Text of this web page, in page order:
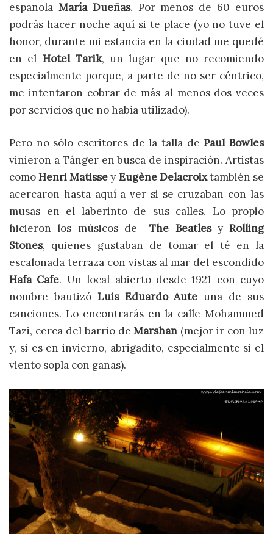
española María Dueñas. Por menos de 60 euros
podrás hacer noche aquí si te place (yo no tuve el
honor, durante mi estancia en la ciudad me quedé
en el Hotel Tarik, un lugar que no recomiendo
especialmente porque, a parte de no ser céntrico,
me intentaron cobrar de más al menos dos veces
por servicios que no había utilizado).
Pero no sólo escritores de la talla dePaul Bowles
vinieron a Tánger en busca de inspiración. Artistas
comoHenri Matissey Eugène Delacroixtambién se
acercaron hasta aquí a ver si se cruzaban con las
musas en el laberinto de sus calles. Lo propio
hicieron los músicos deThe BeatlesyRolling
Stones, quienes gustaban de tomar el té en la
escalonada terraza con vistas al mar del escondido
Hafa Cafe. Un local abierto desde 1921 con cuyo
nombre bautizó Luis Eduardo Aute una de sus
canciones. Lo encontrarás en la calle Mohammed
Tazi, cerca del barrio deMarshan (mejor ir con luz
y, si es en invierno, abrigadito, especialmente si el
viento sopla con ganas).